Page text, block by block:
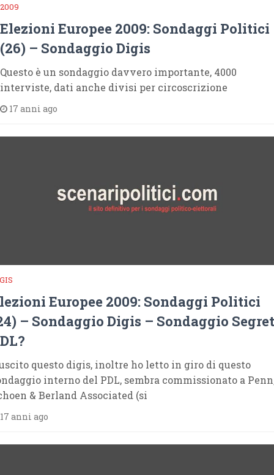
2009
Elezioni Europee 2009: Sondaggi Politici
(26) – Sondaggio Digis
Questo è un sondaggio davvero importante, 4000
interviste, dati anche divisi per circoscrizione
17 anni ago
Europee 2009: Sondaggi Politici
– Sondaggio Digis – Sondaggio
questo digis, inoltre ho letto in giro di questo
interno del PDL, sembra commissionato a
& Berland Associated (si
anni ago